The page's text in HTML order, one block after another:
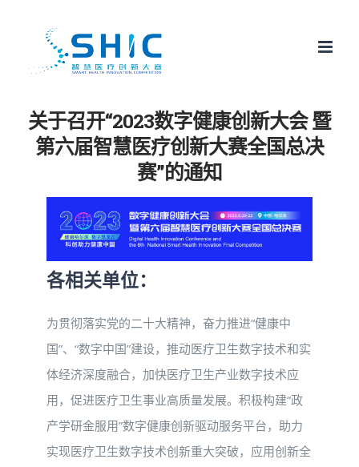
关于召开“2023数字健康创新大会 暨
第六届智慧医疗创新大赛全国总决
赛”的通知
各相关单位：
为贯彻落实党的二十大精神，奋力推进“健康中
国”、“数字中国”建设，推动医疗卫生数字技术和实
体经济深度融合，加快医疗卫生产业数字技术应
用，促进医疗卫生事业高质量发展。积极构建“政
产学研金服用”数字健康创新驱动服务平台，助力
实现医疗卫生数字技术创新重大突破，应用创新全